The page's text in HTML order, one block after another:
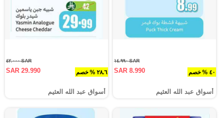
٤٠ % خصم
SAR ١٤.٩٩٠
SAR 8.990
أسواق عبد الله العثيم
٢٨.٦ % خصم
SAR ٤٢.٠٠٠
SAR 29.990
أسواق عبد الله العثيم